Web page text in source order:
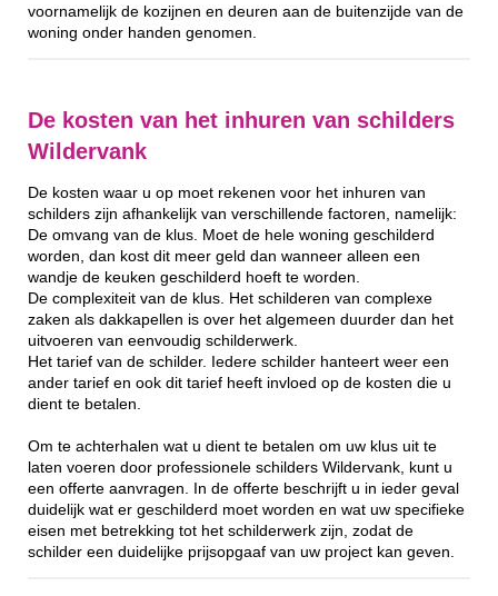
voornamelijk de kozijnen en deuren aan de buitenzijde van de
woning onder handen genomen.
De kosten van het inhuren van schilders
Wildervank
De kosten waar u op moet rekenen voor het inhuren van
schilders zijn afhankelijk van verschillende factoren, namelijk:
De omvang van de klus. Moet de hele woning geschilderd
worden, dan kost dit meer geld dan wanneer alleen een
wandje de keuken geschilderd hoeft te worden.
De complexiteit van de klus. Het schilderen van complexe
zaken als dakkapellen is over het algemeen duurder dan het
uitvoeren van eenvoudig schilderwerk.
Het tarief van de schilder. Iedere schilder hanteert weer een
ander tarief en ook dit tarief heeft invloed op de kosten die u
dient te betalen.
Om te achterhalen wat u dient te betalen om uw klus uit te
laten voeren door professionele schilders Wildervank, kunt u
een offerte aanvragen. In de offerte beschrijft u in ieder geval
duidelijk wat er geschilderd moet worden en wat uw specifieke
eisen met betrekking tot het schilderwerk zijn, zodat de
schilder een duidelijke prijsopgaaf van uw project kan geven.